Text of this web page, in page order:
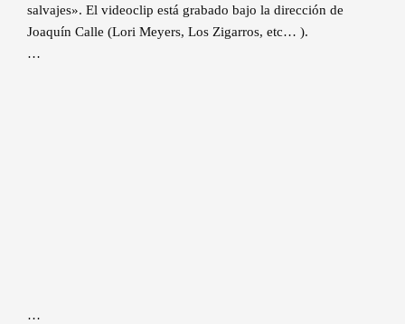
salvajes». El videoclip está grabado bajo la dirección de
Joaquín Calle (Lori Meyers, Los Zigarros, etc… ).
…
…